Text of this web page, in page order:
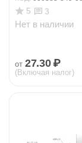
5 3
Нет в наличии
от 27.30 ₽
(Включая налог)